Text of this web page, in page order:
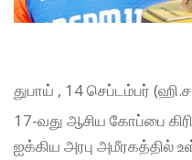
துபாய் , 14 செப்டம்பர்
17-வது ஆசிய கோப்பை
ஐக்கிய அரபு அமீரகத்தில்